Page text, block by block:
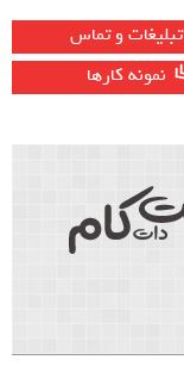
تبلیغات و تماس
نمونه کارها